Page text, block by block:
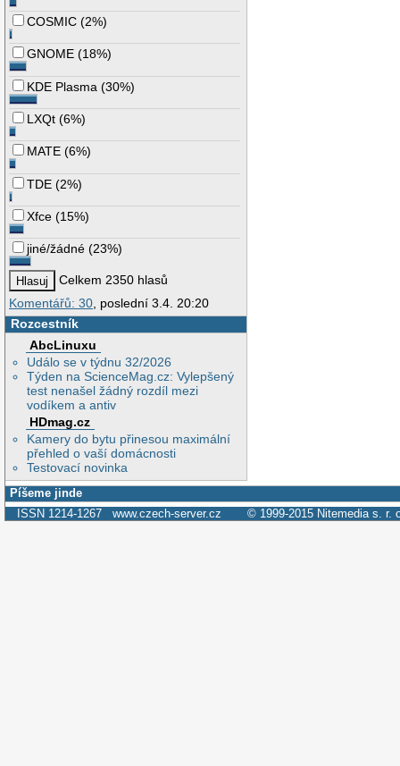
COSMIC (2%)
GNOME (18%)
KDE Plasma (30%)
LXQt (6%)
MATE (6%)
TDE (2%)
Xfce (15%)
jiné/žádné (23%)
Celkem 2350 hlasů
Komentářů: 30 , poslední 3.4. 20:20
Rozcestník
AbcLinuxu
Událo se v týdnu 32/2026
Týden na ScienceMag.cz: Vylepšený
test nenašel žádný rozdíl mezi
vodíkem a antiv
HDmag.cz
Kamery do bytu přinesou maximální
přehled o vaší domácnosti
Testovací novinka
Píšeme jinde
ISSN 1214-1267 www.czech-server.cz © 1999-2015 Nitemedia s. r.